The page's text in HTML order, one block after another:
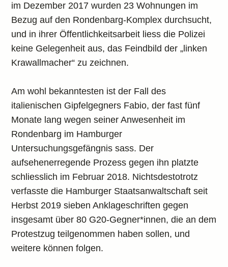
im Dezember 2017 wurden 23 Wohnungen im
Bezug auf den Rondenbarg-Komplex durchsucht,
und in ihrer Öffentlichkeitsarbeit liess die Polizei
keine Gelegenheit aus, das Feindbild der „linken
Krawallmacher“ zu zeichnen.
Am wohl bekanntesten ist der Fall des
italienischen Gipfelgegners Fabio, der fast fünf
Monate lang wegen seiner Anwesenheit im
Rondenbarg im Hamburger
Untersuchungsgefängnis sass. Der
aufsehenerregende Prozess gegen ihn platzte
schliesslich im Februar 2018. Nichtsdestotrotz
verfasste die Hamburger Staatsanwaltschaft seit
Herbst 2019 sieben Anklageschriften gegen
insgesamt über 80 G20-Gegner*innen, die an dem
Protestzug teilgenommen haben sollen, und
weitere können folgen.